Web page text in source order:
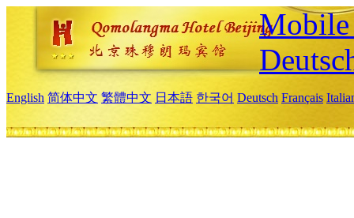
Mobile
English 简体中文 繁體中文 日本語 한국어 Deutsch Français